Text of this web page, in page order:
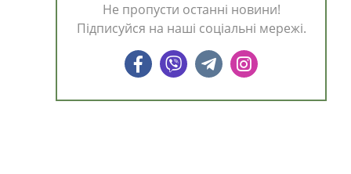
Не пропусти останні новини!
Підписуйся на наші соціальні мережі.